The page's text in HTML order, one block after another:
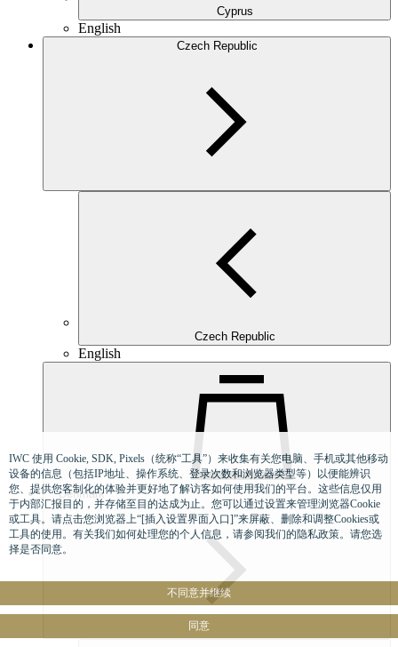
Cyprus
English
Czech Republic
Czech Republic
English
Denmark
IWC 使用 Cookie, SDK, Pixels（统称“工具”）来收集有关您电脑、手机或其他移动
设备的信息（包括IP地址、操作系统、登录次数和浏览器类型等）以便能辨识
您、提供您客制化的体验并更好地了解访客如何使用我们的平台。这些信息仅用
于内部汇报目的，并存储至目的达成为止。您可以通过设置来管理浏览器Cookie
或工具。请点击您浏览器上“[插入设置界面入口]”来屏蔽、删除和调整Cookies或
工具的使用。有关我们如何处理您的个人信息，请参阅我们的隐私政策。请您选
择是否同意。
不同意并继续
同意